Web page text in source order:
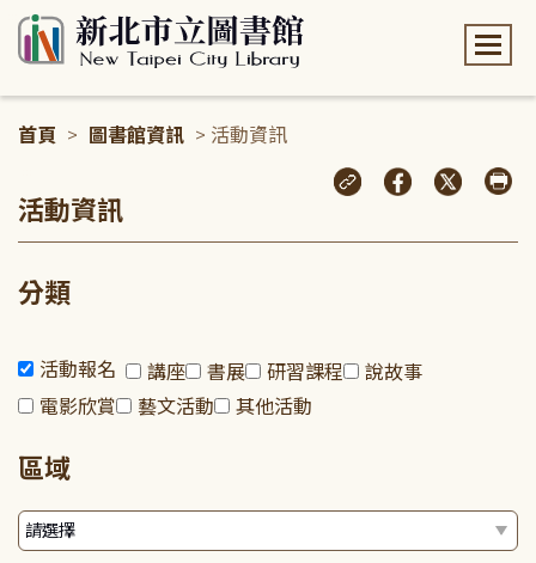
首頁 > 圖書館資訊 > 活動資訊
活動資訊
分類
活動報名 講座 書展 研習課程
說故事
電影欣賞
藝文活動 其他活動
區域